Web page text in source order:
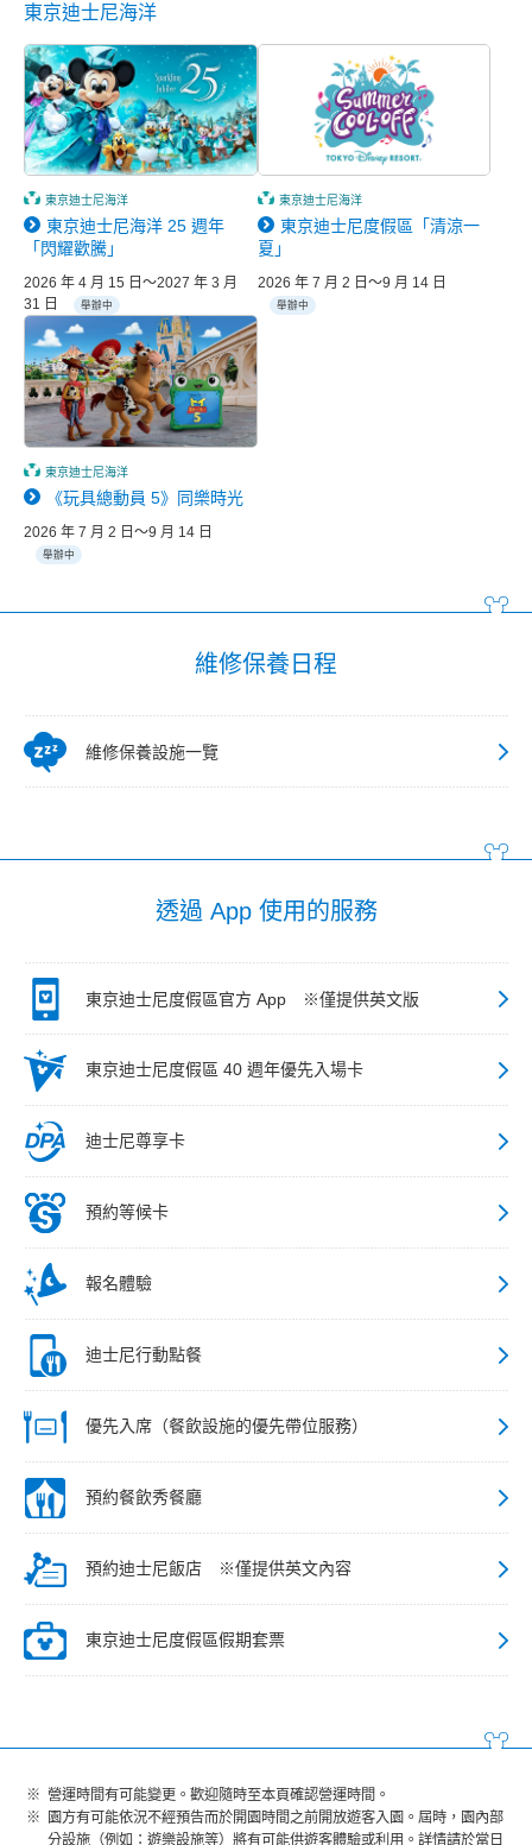
東京迪士尼海洋
東京迪士尼海洋
東京迪士尼海洋 25 週年
「閃耀歡騰」
2026 年 4 月 15 日～2027 年 3 月
31 日
舉辦中
東京迪士尼海洋
東京迪士尼度假區「清涼一
夏」
2026 年 7 月 2 日～9 月 14 日
舉辦中
東京迪士尼海洋
《玩具總動員 5》同樂時光
2026 年 7 月 2 日～9 月 14 日
舉辦中
維修保養日程
維修保養設施一覽
透過 App 使用的服務
東京迪士尼度假區官方 App ※僅提供英文版
東京迪士尼度假區 40 週年優先入場卡
迪士尼尊享卡
預約等候卡
報名體驗
迪士尼行動點餐
優先入席（餐飲設施的優先帶位服務）
預約餐飲秀餐廳
預約迪士尼飯店 ※僅提供英文內容
東京迪士尼度假區假期套票
營運時間有可能變更。歡迎隨時至本頁確認營運時間。
園方有可能依況不經預告而於開園時間之前開放遊客入園。屆時，園內部
分設施（例如：遊樂設施等）將有可能供遊客體驗或利用。詳情請於當日